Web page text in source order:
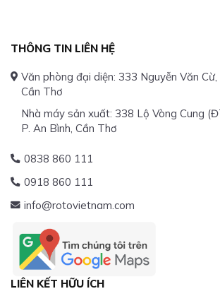
THÔNG TIN LIÊN HỆ
Văn phòng đại diện: 333 Nguyễn Văn Cừ,
Cần Thơ
Nhà máy sản xuất: 338 Lộ Vòng Cung
P. An Bình, Cần Thơ
0838 860 111
0918 860 111
info@rotovietnam.com
LIÊN KẾT HỮU ÍCH